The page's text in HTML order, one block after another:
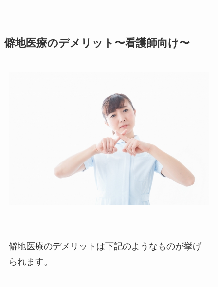
僻地医療のデメリット〜看護師向け〜
僻地医療のデメリットは下記のようなものが挙げ
られます。